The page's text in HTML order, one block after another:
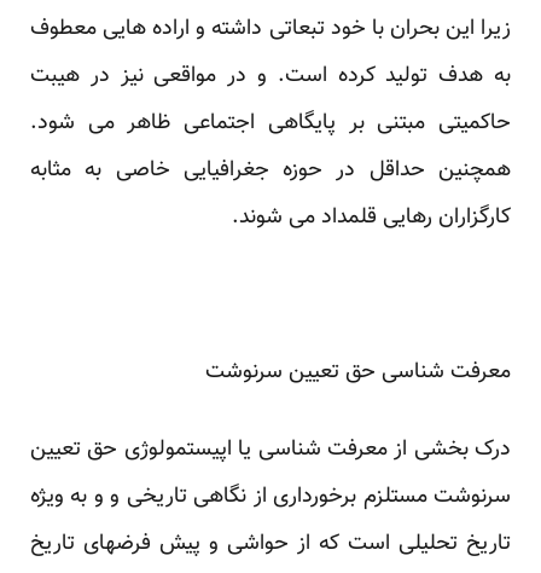
زیرا این بحران با خود تبعاتی داشته و اراده هایی معطوف
به هدف تولید کرده است. و در مواقعی نیز در هیبت
حاکمیتی مبتنی بر پایگاهی اجتماعی ظاهر می شود.
همچنین حداقل در حوزه جغرافیایی خاصی به مثابه
کارگزاران رهایی قلمداد می شوند.
معرفت شناسی حق تعیین سرنوشت
درک بخشی از معرفت شناسی یا اپیستمولوژی حق تعیین
سرنوشت مستلزم برخورداری از نگاهی تاریخی و و به ویژه
تاریخ تحلیلی است که از حواشی و پیش فرضهای تاریخ